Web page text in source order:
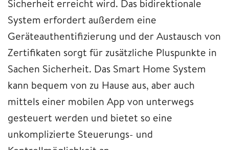
Sicherheit erreicht wird. Das bidirektionale
System erfordert außerdem eine
Geräteauthentifizierung und der Austausch von
Zertifikaten sorgt für zusätzliche Pluspunkte in
Sachen Sicherheit. Das Smart Home System
kann bequem von zu Hause aus, aber auch
mittels einer mobilen App von unterwegs
gesteuert werden und bietet so eine
unkomplizierte Steuerungs- und